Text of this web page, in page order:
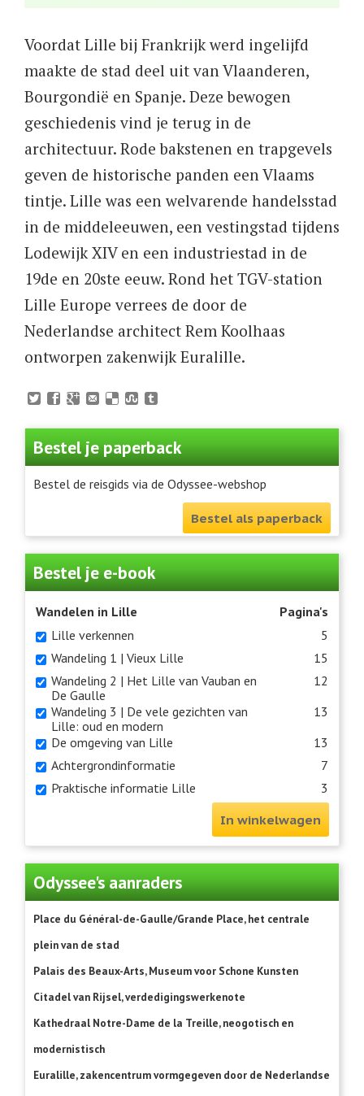
Bestel je paperback
Bestel de reisgids via de Odyssee-webshop
Bestel als paperback
Bestel je e-book
Wandelen in Lille
Pagina's
Lille verkennen
5
Wandeling 1 | Vieux Lille
15
Wandeling 2 | Het Lille van Vauban en
De Gaulle
12
Wandeling 3 | De vele gezichten van
Lille: oud en modern
13
De omgeving van Lille
13
Achtergrondinformatie
7
Praktische informatie Lille
3
In winkelwagen
Odyssee's aanraders
Place du Général-de-Gaulle/Grande Place, het centrale
plein van de stad
Palais des Beaux-Arts, Museum voor Schone Kunsten
Citadel van Rijsel, verdedigingswerkenote
Kathedraal Notre-Dame de la Treille, neogotisch en
modernistisch
Euralille, zakencentrum vormgegeven door de Nederlandse
Voordat Lille bij Frankrijk werd ingelijfd
maakte de stad deel uit van Vlaanderen,
Bourgondië en Spanje. Deze bewogen
geschiedenis vind je terug in de
architectuur. Rode bakstenen en trapgevels
geven de historische panden een Vlaams
tintje. Lille was een welvarende handelsstad
in de middeleeuwen, een vestingstad tijdens
Lodewijk XIV en een industriestad in de
19de en 20ste eeuw. Rond het TGV-station
Lille Europe verrees de door de
Nederlandse architect Rem Koolhaas
ontworpen zakenwijk Euralille.